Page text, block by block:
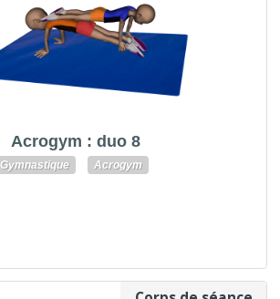
Acrogym : duo 8
Gymnastique Acrogym